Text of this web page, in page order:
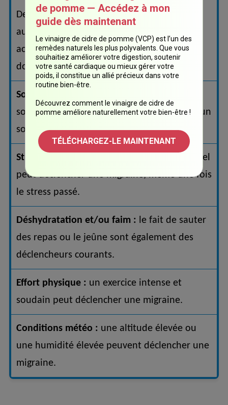
Des études montrent que cette lumière
augmente votre douleur migraineuse et
active votre nerf trijumeau, associé à la
douleur migraineuse.
Sommeil :
sommeil, soit un manque de sommeil, soit un
sommeil excessif.
Stress :
tout type de traumatisme émotionnel
peut déclencher une migraine, même une fois
le stress passé.
Déshydratation et/ou faim : le fait de sauter
des repas ou le jeûne sont également des
déclencheurs courants.
Effort physique : un exercice intense et
soudain peut déclencher une migraine.
Conditions météo : une altitude élevée ou
une humidité élevée peuvent déclencher une
migraine.
de pomme — Accédez à mon
guide dès maintenant
Le vinaigre de cidre de pomme (VCP) est l’un des
remèdes naturels les plus polyvalents. Que vous
souhaitiez améliorer votre digestion, soutenir
votre santé cardiaque ou mieux gérer votre
poids, il constitue un allié précieux dans votre
routine bien-être.
Découvrez comment le vinaigre de cidre de
pomme améliore naturellement votre bien-être !
TÉLÉCHARGEZ-LE MAINTENANT